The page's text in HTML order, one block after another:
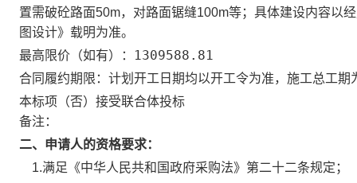
置需破砼路面50m，对路面锯缝100m等；具体建设内容以
图设计》载明为准。
最高限价（如有）：
1309588.81
合同履约期限： 计划开工日期均以开工令为准，施工总工期
本标项（否）接受联合体投标
备注：
二、申请人的资格要求：
1.满足《中华人民共和国政府采购法》第二十二条规定；